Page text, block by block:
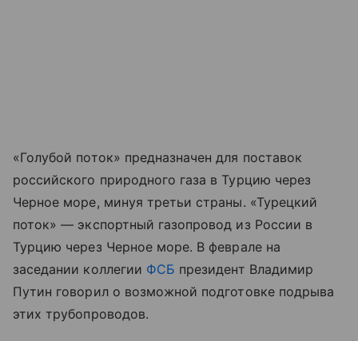
«Голубой поток» предназначен для поставок
российского природного газа в Турцию через
Черное море, минуя третьи страны. «Турецкий
поток» — экспортный газопровод из России в
Турцию через Черное море. В феврале на
заседании коллегии ФСБ президент Владимир
Путин говорил о возможной подготовке подрыва
этих трубопроводов.